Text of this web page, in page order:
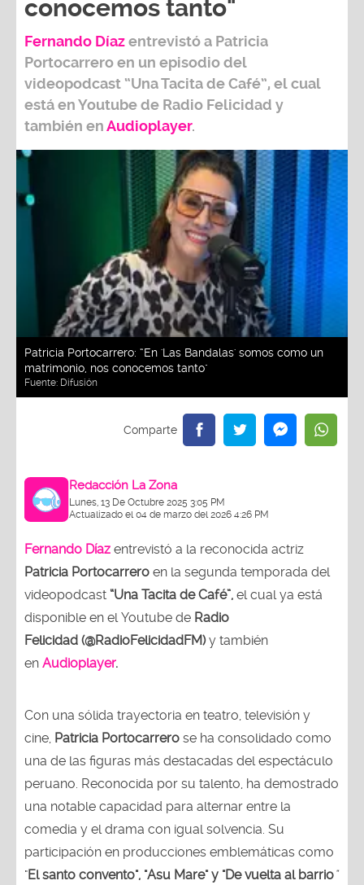
conocemos tanto"
Fernando Díazentrevistó a Patricia
Portocarreroen un episodio del
videopodcast “Una Tacita de Café”, el cual
está en Youtube de Radio Felicidad y
también enAudioplayer.
Patricia Portocarrero: “En 'Las Bandalas' somos como un
matrimonio, nos conocemos tanto"
Fuente: Difusión
Redacción La Zona
Lunes, 13 De Octubre 2025 3:05 PM
Actualizado el 04 de marzo del 2026 4:26 PM
Fernando Díaz entrevistó a la reconocida actriz
Patricia Portocarrero en la segunda temporada del
videopodcast “Una Tacita de Café”, el cual ya está
disponible en el Youtube de Radio
Felicidad (@RadioFelicidadFM)y también
en Audioplayer.
Con una sólida trayectoria en teatro, televisión y
cine, Patricia Portocarrero se ha consolidado como
una de las figuras más destacadas del espectáculo
peruano. Reconocida por su talento, ha demostrado
una notable capacidad para alternar entre la
comedia y el drama con igual solvencia. Su
participación en producciones emblemáticas como
"El santo convento", "Asu Mare" y "De vuelta al barrio"